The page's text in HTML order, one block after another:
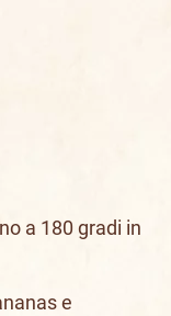
a 180 gradi in
e